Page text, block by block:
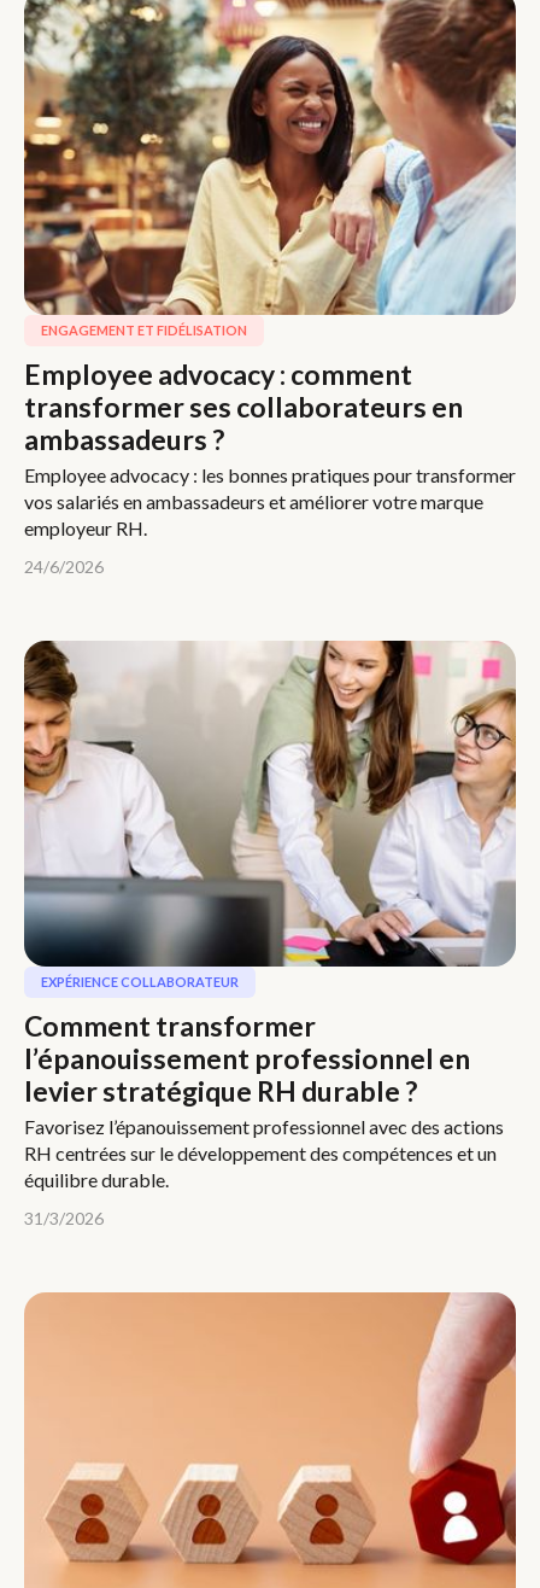
ENGAGEMENT ET FIDÉLISATION
Employee advocacy : comment
transformer ses collaborateurs en
ambassadeurs ?
Employee advocacy : les bonnes pratiques pour transformer
vos salariés en ambassadeurs et améliorer votre marque
employeur RH.
24/6/2026
EXPÉRIENCE COLLABORATEUR
Comment transformer
l’épanouissement professionnel en
levier stratégique RH durable ?
Favorisez l’épanouissement professionnel avec des actions
RH centrées sur le développement des compétences et un
équilibre durable.
31/3/2026